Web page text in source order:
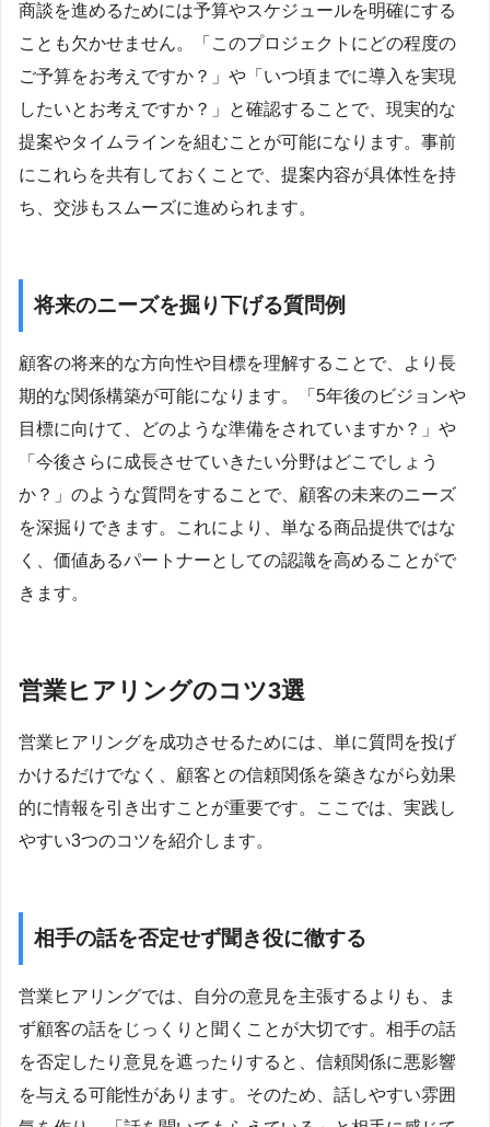
商談を進めるためには予算やスケジュールを明確にする
ことも欠かせません。「このプロジェクトにどの程度の
ご予算をお考えですか？」や「いつ頃までに導入を実現
したいとお考えですか？」と確認することで、現実的な
提案やタイムラインを組むことが可能になります。事前
にこれらを共有しておくことで、提案内容が具体性を持
ち、交渉もスムーズに進められます。
将来のニーズを掘り下げる質問例
顧客の将来的な方向性や目標を理解することで、より長
期的な関係構築が可能になります。「5年後のビジョンや
目標に向けて、どのような準備をされていますか？」や
「今後さらに成長させていきたい分野はどこでしょう
か？」のような質問をすることで、顧客の未来のニーズ
を深掘りできます。これにより、単なる商品提供ではな
く、価値あるパートナーとしての認識を高めることがで
きます。
営業ヒアリングのコツ3選
営業ヒアリングを成功させるためには、単に質問を投げ
かけるだけでなく、顧客との信頼関係を築きながら効果
的に情報を引き出すことが重要です。ここでは、実践し
やすい3つのコツを紹介します。
相手の話を否定せず聞き役に徹する
営業ヒアリングでは、自分の意見を主張するよりも、ま
ず顧客の話をじっくりと聞くことが大切です。相手の話
を否定したり意見を遮ったりすると、信頼関係に悪影響
を与える可能性があります。そのため、話しやすい雰囲